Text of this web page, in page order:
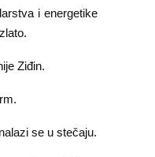
i energetike
Ziđin.
se u stečaju.